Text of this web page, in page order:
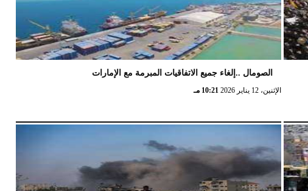
الصومال ..إلغاء جميع الاتفاقيات المبرمة مع الإمارات
الإثنين، 12 يناير 2026 10:21 مـ